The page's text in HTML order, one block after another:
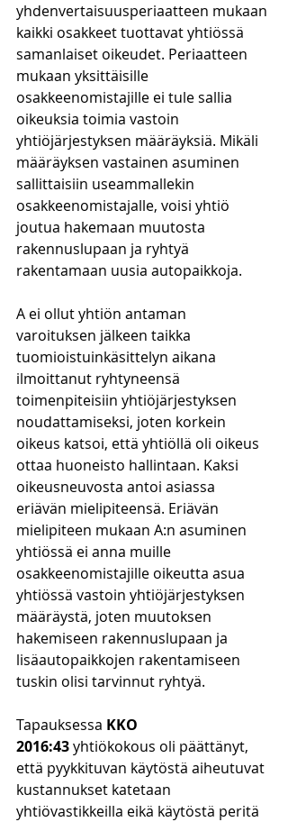
yhdenvertaisuusperiaatteen mukaan
kaikki osakkeet tuottavat yhtiössä
samanlaiset oikeudet. Periaatteen
mukaan yksittäisille
osakkeenomistajille ei tule sallia
oikeuksia toimia vastoin
yhtiöjärjestyksen määräyksiä. Mikäli
määräyksen vastainen asuminen
sallittaisiin useammallekin
osakkeenomistajalle, voisi yhtiö
joutua hakemaan muutosta
rakennuslupaan ja ryhtyä
rakentamaan uusia autopaikkoja.
A ei ollut yhtiön antaman
varoituksen jälkeen taikka
tuomioistuinkäsittelyn aikana
ilmoittanut ryhtyneensä
toimenpiteisiin yhtiöjärjestyksen
noudattamiseksi, joten korkein
oikeus katsoi, että yhtiöllä oli oikeus
ottaa huoneisto hallintaan. Kaksi
oikeusneuvosta antoi asiassa
eriävän mielipiteensä. Eriävän
mielipiteen mukaan A:n asuminen
yhtiössä ei anna muille
osakkeenomistajille oikeutta asua
yhtiössä vastoin yhtiöjärjestyksen
määräystä, joten muutoksen
hakemiseen rakennuslupaan ja
lisäautopaikkojen rakentamiseen
tuskin olisi tarvinnut ryhtyä.
Tapauksessa KKO
2016:43 yhtiökokous oli päättänyt,
että pyykkituvan käytöstä aiheutuvat
kustannukset katetaan
yhtiövastikkeilla eikä käytöstä peritä